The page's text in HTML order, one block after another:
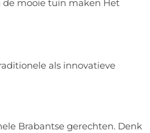
de mooie tuin maken Het
als innovatieve
Brabantse gerechten. Denk